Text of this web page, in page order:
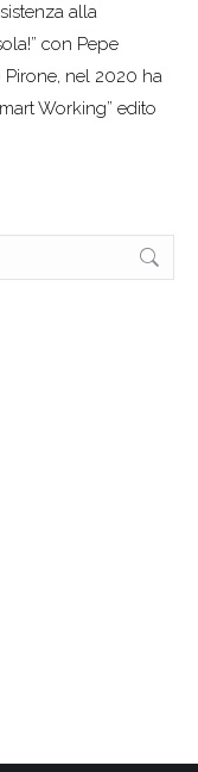
alla
con Pepe
Pirone, nel 2020 ha
Working” edito